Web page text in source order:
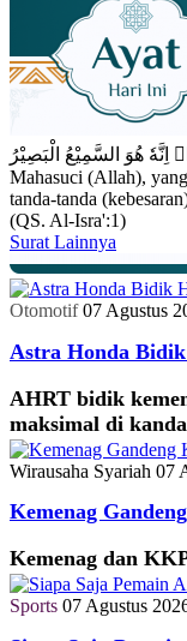
هُوَ السَّمِيْعُ الْبَصِيْرُ
Mahasuci (Allah),
tanda-tanda
(QS. Al-Isra':1)
Surat Lainnya
Otomotif 07 Agustus
Astra Honda
AHRT bidik
maksimal di
Wirausaha Syariah 07
Kemenag
Kemenag dan
Sports 07 Agustus